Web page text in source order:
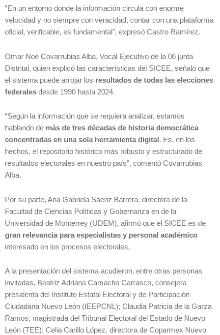
“En un entorno donde la información circula con enorme
velocidad y no siempre con veracidad, contar con una plataforma
oficial, verificable, es fundamental”, expresó Castro Ramírez.
Omar Noé Covarrubias Alba, Vocal Ejecutivo de la 06 junta
Distrital, quien explicó las características del SICEE, señaló que
el sistema puede arrojar los resultados de todas las elecciones
federales desde 1990 hasta 2024.
“Según la información que se requiera analizar, estamos
hablando de más de tres décadas de historia democrática
concentradas en una sola herramienta digital . Es, en los
hechos, el repositorio histórico más robusto y estructurado de
resultados electorales en nuestro país”, comentó Covarrubias
Alba.
Por su parte, Ana Gabriela Sáenz Barrera, directora de la
Facultad de Ciencias Políticas y Gobernanza en de la
Universidad de Monterrey (UDEM), afirmó que el SICEE es de
gran relevancia para especialistas y personal académico
interesado en los procesos electorales.
A la presentación del sistema acudieron, entre otras personas
invitadas, Beatriz Adriana Camacho Carrasco, consejera
presidenta del Instituto Estatal Electoral y de Participación
Ciudadana Nuevo León (IEEPCNL); Claudia Patricia de la Garza
Ramos, magistrada del Tribunal Electoral del Estado de Nuevo
León (TEE); Celia Carillo López, directora de Coparmex Nuevo